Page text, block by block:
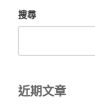
搜尋
近期文章